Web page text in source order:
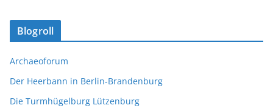
Blogroll
Archaeoforum
Der Heerbann in Berlin-Brandenburg
Die Turmhügelburg Lützenburg